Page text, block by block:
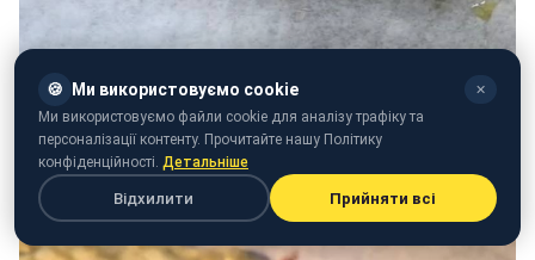
🍪 Ми використовуємо cookie ✕
Ми використовуємо файли cookie для аналізу трафіку та
персоналізації контенту. Прочитайте нашу Політику
конфіденційності. Детальніше
Відхилити Прийняти всі